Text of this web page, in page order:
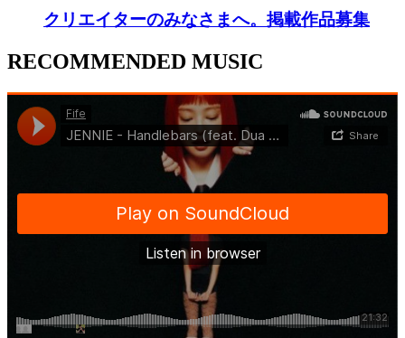
クリエイターのみなさまへ。掲載作品募集
RECOMMENDED MUSIC